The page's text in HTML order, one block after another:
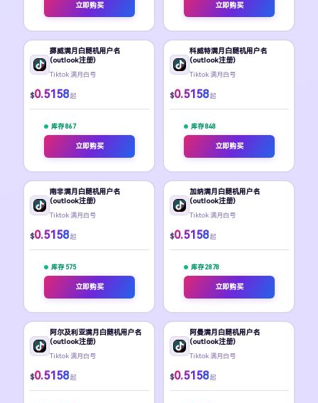
立即购买 立即购买
挪威满月白随机用户名
(outlook注册)
Tiktok 满月白号
$0.5158 起
库存 867
立即购买
科威特满月白随机用户名
(outlook注册)
Tiktok 满月白号
$0.5158 起
库存 848
立即购买
南非满月白随机用户名
(outlook注册)
Tiktok 满月白号
$0.5158 起
库存 575
立即购买
加纳满月白随机用户名
(outlook注册)
Tiktok 满月白号
$0.5158 起
库存 2878
立即购买
阿尔及利亚满月白随机用户名
(outlook注册)
Tiktok 满月白号
$0.5158 起
阿曼满月白随机用户名
(outlook注册)
Tiktok 满月白号
$0.5158 起